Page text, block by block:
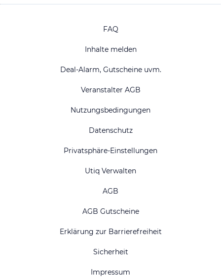
FAQ
Inhalte melden
Deal-Alarm, Gutscheine uvm.
Veranstalter AGB
Nutzungsbedingungen
Datenschutz
Privatsphäre-Einstellungen
Utiq Verwalten
AGB
AGB Gutscheine
Erklärung zur Barrierefreiheit
Sicherheit
Impressum